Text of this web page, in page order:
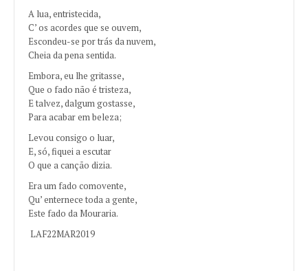
A lua, entristecida,
C’ os acordes que se ouvem,
Escondeu-se por trás da nuvem,
Cheia da pena sentida.
Embora, eu lhe gritasse,
Que o fado não é tristeza,
E talvez, dalgum gostasse,
Para acabar em beleza;
Levou consigo o luar,
E, só, fiquei a escutar
O que a canção dizia.
Era um fado comovente,
Qu’ enternece toda a gente,
Este fado da Mouraria.
LAF22MAR2019